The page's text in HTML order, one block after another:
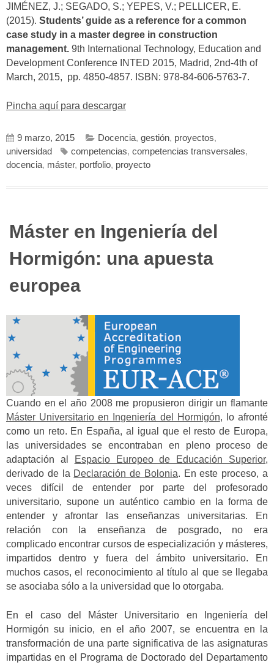
JIMÉNEZ, J.; SEGADO, S.; YEPES, V.; PELLICER, E.
(2015). Students’ guide as a reference for a common
case study in a master degree in construction
management. 9th International Technology, Education and
Development Conference INTED 2015, Madrid, 2nd-4th of
March, 2015, pp. 4850-4857. ISBN: 978-84-606-5763-7.
Pincha aquí para descargar
9 marzo, 2015 Docencia, gestión, proyectos,
universidad
competencias, competencias transversales,
docencia, máster, portfolio, proyecto
Máster en Ingeniería del
Hormigón: una apuesta
europea
Cuando en el año 2008 me propusieron dirigir un flamante
Máster Universitario en Ingeniería del Hormigón, lo afronté
como un reto. En España, al igual que el resto de Europa,
las universidades se encontraban en pleno proceso de
adaptación al
Espacio Europeo de Educación Superior,
derivado de la Declaración de Bolonia. En este proceso, a
veces difícil de entender por parte del profesorado
universitario, supone un auténtico cambio en la forma de
entender y afrontar las enseñanzas universitarias. En
relación con la enseñanza de posgrado, no era
complicado encontrar cursos de especialización y másteres,
impartidos dentro y fuera del ámbito universitario. En
muchos casos, el reconocimiento al título al que se llegaba
se asociaba sólo a la universidad que lo otorgaba.
En el caso del Máster Universitario en Ingeniería del
Hormigón su inicio, en el año 2007, se encuentra en la
transformación de una parte significativa de las asignaturas
impartidas en el Programa de Doctorado del Departamento